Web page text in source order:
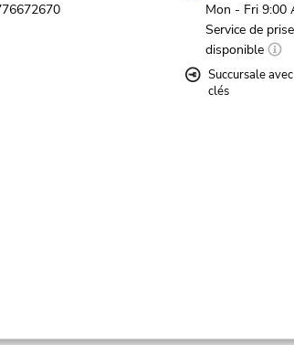
Mon - Fri 9:00
Service de
disponible
Succursale
clés